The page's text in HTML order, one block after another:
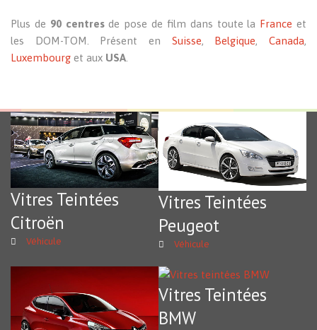
Plus de 90 centresde pose de film dans toute la France et
les DOM-TOM. Présent en Suisse, Belgique,Canada,
Luxembourg et aux USA
Vitres Teintées
Citroën
Véhicule
Vitres Teintées
Peugeot
Véhicule
Vitres Teintées
BMW